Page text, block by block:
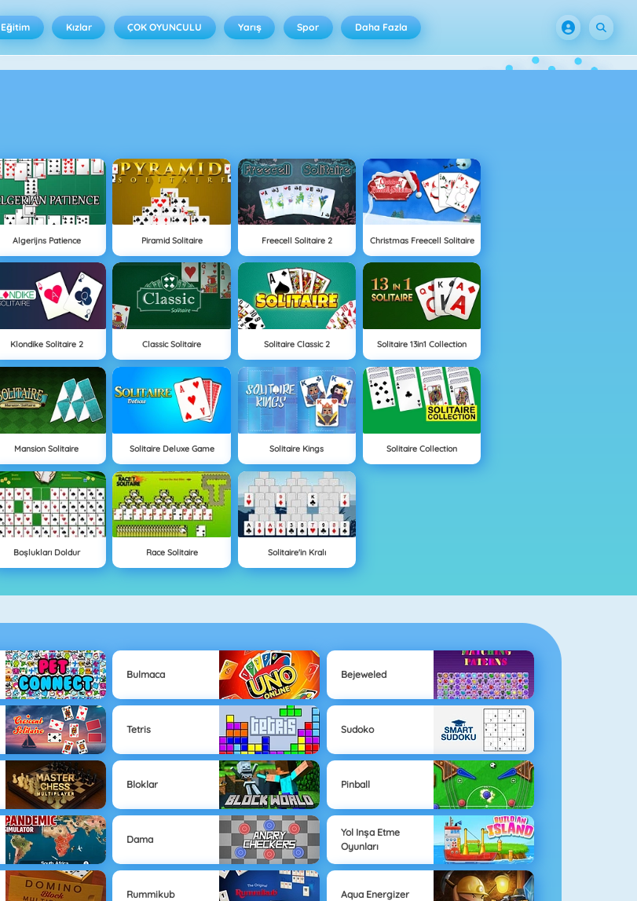
Eğitim Kızlar ÇOK OYUNCULU Yarış Spor Daha Fazla
Algerijns Patience Piramid Solitaire Freecell Solitaire 2 Christmas Freecell Solitaire
Klondike Solitaire 2 Classic Solitaire Solitaire Classic 2 Solitaire 13in1 Collection
Mansion Solitaire Solitaire Deluxe Game Solitaire Kings Solitaire Collection
Boşlukları Doldur Race Solitaire Solitaire'in Kralı
Bulmaca Bejeweled
Tetris Sudoko
Bloklar Pinball
Dama
Yol Inşa Etme
Oyunları
Rummikub Aqua Energizer